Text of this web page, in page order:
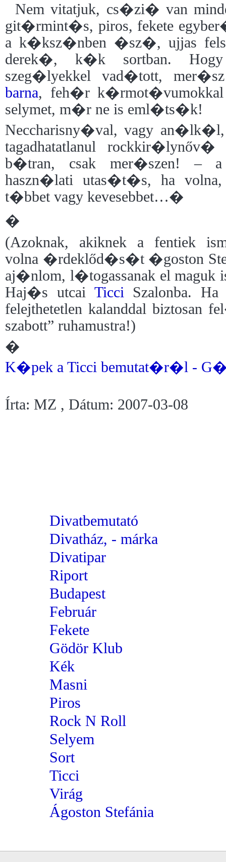
Nem vitatjuk, cs�zi� van
git�rmint�s, piros, fekete
a k�ksz�nben �sz�, ujjas
derek�, k�k sortban.
szeg�lyekkel vad�tott,
barna, feh�r k�rmot�vumokkal
selymet, m�r ne is eml�ts�k!
Neccharisny�val, vagy an�lk�l,
tagadhatatlanul
b�tran, csak mer�szen! –
haszn�lati utas�t�s, ha volna,
t�bbet vagy kevesebbet…�
�
(Azoknak, akiknek a fentiek
volna �rdeklőd�s�t �goston
aj�nlom, l�togassanak el
Haj�s utcai Ticci Szalonba.
felejthetetlen kalanddal biztosan
szabott” ruhamustra!)
�
K�pek a Ticci bemutat�r�l -
Írta: MZ , Dátum: 2007-03-08
Divatbemutató
Divatház, - márka
Divatipar
Riport
Budapest
Február
Fekete
Gödör Klub
Kék
Masni
Piros
Rock N Roll
Selyem
Sort
Ticci
Virág
Ágoston Stefánia